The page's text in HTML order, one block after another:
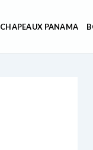
CHAPEAUX PANAMA